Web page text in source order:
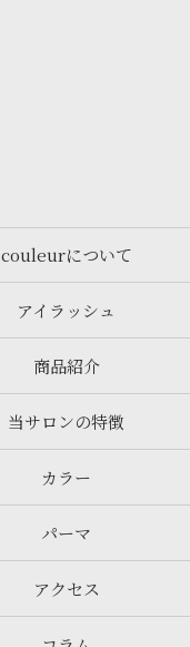
couleurについて
アイラッシュ
商品紹介
当サロンの特徴
カラー
パーマ
アクセス